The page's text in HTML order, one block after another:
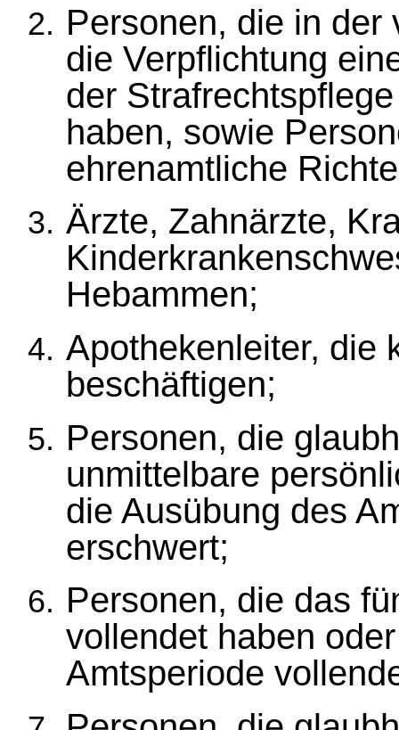
Personen, die in der
die Verpflichtung
der
haben, sowie
ehrenamtliche
Ärzte, Zahnärzte,
Hebammen;
Apothekenleiter, die
beschäftigen;
Personen, die
unmittelbare
die Ausübung des
erschwert;
Personen, die das
vollendet haben
Amtsperiode